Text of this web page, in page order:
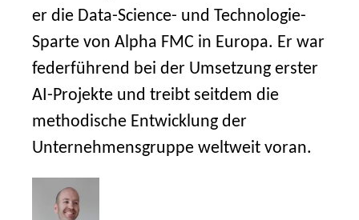
er die Data-Science- und Technologie-
Sparte von Alpha FMC in Europa. Er war
federführend bei der Umsetzung erster
AI-Projekte und treibt seitdem die
methodische Entwicklung der
Unternehmensgruppe weltweit voran.